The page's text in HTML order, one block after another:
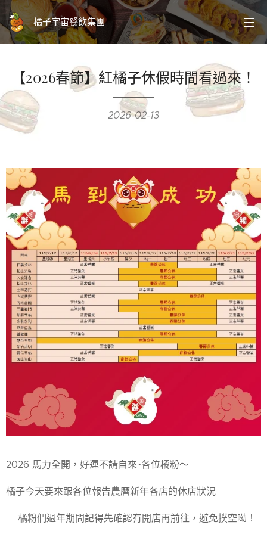
橘子宇宙餐飲集團
【2026春節】紅橘子休假時間看過來！
2026-02-13
2026 馬力全開，好運不請自來~各位橘粉～🤗🍊🤗
橘子今天要來跟各位報告農曆新年各店的休店狀況💁‍♂️
👉橘粉們過年期間記得先確認有開店再前往，避免撲空呦！